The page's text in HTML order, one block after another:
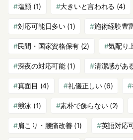
塩顔 (1) 大きいと言われる (4)
対応可能日多い(1) 施術経験豊
民間・国家資格保有 (2) 気配り
深夜の対応可能(1) 清潔感があ
真面目 (4) 礼儀正しい(6)
競泳 (1) 素朴で飾らない(2)
肩こり・腰痛改善(1) 英語対応